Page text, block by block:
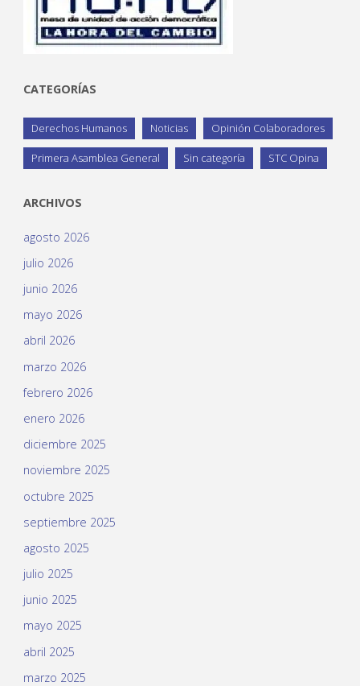
CATEGORÍAS
Derechos Humanos Noticias Opinión Colaboradores
Primera Asamblea General Sin categoría STC Opina
ARCHIVOS
agosto 2026
julio 2026
junio 2026
mayo 2026
abril 2026
marzo 2026
febrero 2026
enero 2026
diciembre 2025
noviembre 2025
octubre 2025
septiembre 2025
agosto 2025
julio 2025
junio 2025
mayo 2025
abril 2025
marzo 2025